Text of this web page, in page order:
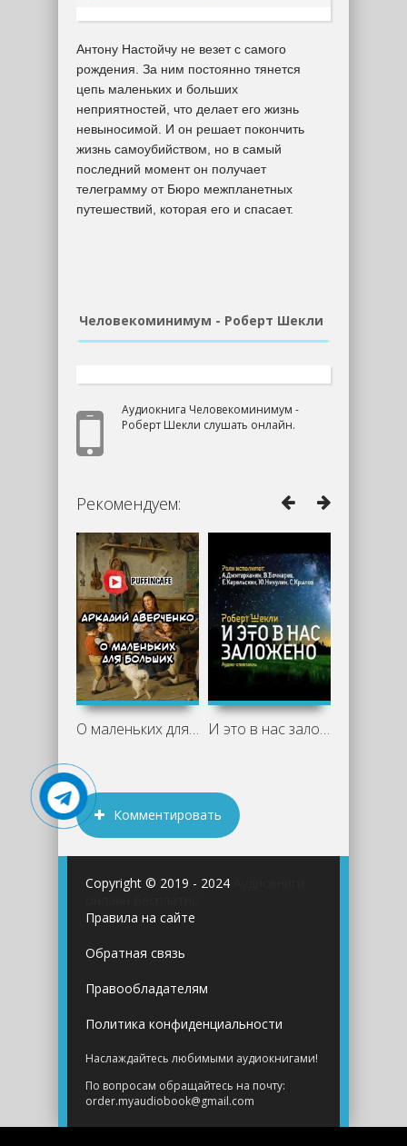
Антону Настойчу не везет с самого
рождения. За ним постоянно тянется
цепь маленьких и больших
неприятностей, что делает его жизнь
невыносимой. И он решает покончить
жизнь самоубийством, но в самый
последний момент он получает
телеграмму от Бюро межпланетных
путешествий, которая его и спасает.
Человекоминимум - Роберт Шекли
Аудиокнига Человекоминимум -
Роберт Шекли слушать онлайн.
Рекомендуем:
О маленьких для больших - Аркадий И это в нас заложено. Сборник
Комментировать
Copyright © 2019 - 2024
Правила на сайте
Обратная связь
Правообладателям
Политика конфиденциальности
Наслаждайтесь любимыми аудиокнигами!
По вопросам обращайтесь на почту:
order.myaudiobook@gmail.com